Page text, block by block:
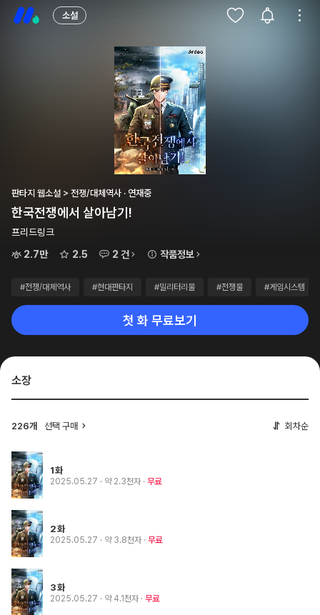
소설
판타지 웹소설 > 전쟁/대체역사 · 연재중
한국전쟁에서 살아남기!
프리드링크
2.7만
2.5 2 건 작품정보
#전쟁/대체역사 #현대판타지 #밀리터리물 #전쟁물 #게임시스템
첫 화 무료보기
소장
226개 선택 구매 회차순
1화
2025.05.27 · 약 2.3천자 무료
2화
2025.05.27 · 약 3.8천자 무료
3화
2025.05.27 · 약 4.1천자 무료